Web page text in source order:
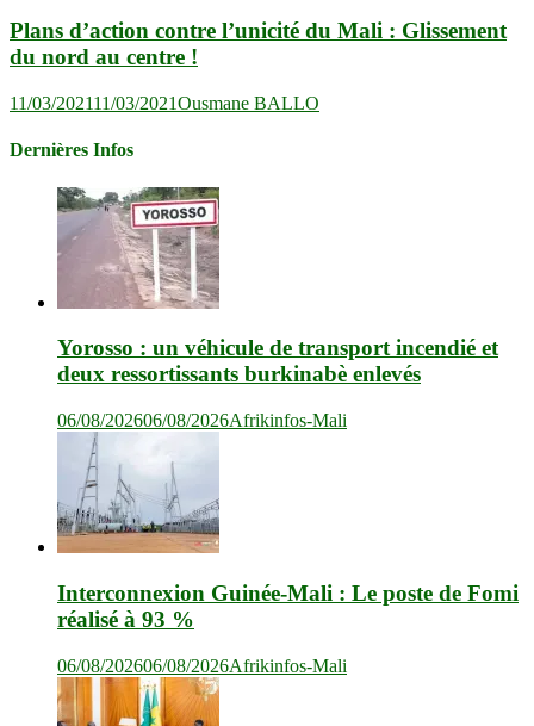
Plans d’action contre l’unicité du Mali : Glissement
du nord au centre !
11/03/202111/03/2021Ousmane BALLO
Dernières Infos
Yorosso : un véhicule de transport incendié et
deux ressortissants burkinabè enlevés
06/08/202606/08/2026Afrikinfos-Mali
Interconnexion Guinée-Mali : Le poste de Fomi
réalisé à 93 %
06/08/202606/08/2026Afrikinfos-Mali